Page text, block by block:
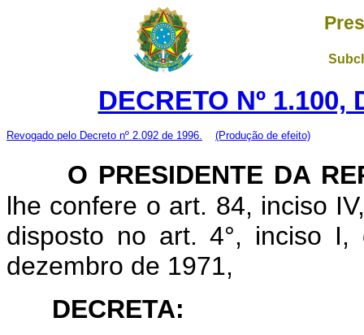
DECRETO Nº 1.100,
Revogado pelo Decreto nº 2.092 de 1996. (Produção de efeito)
O PRESIDENTE DA
lhe confere o art. 84, inciso
disposto no art. 4°, inciso
dezembro de 1971,
DECRETA: